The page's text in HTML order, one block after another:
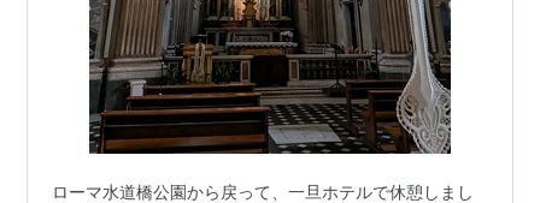
ローマ水道橋公園から戻って、一旦ホテルで休憩しまし